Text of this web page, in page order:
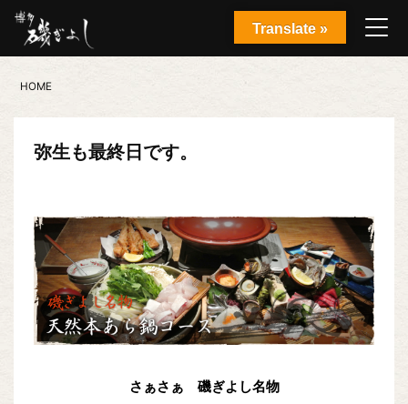
HOME
弥生も最終日です。
さぁさぁ 磯ぎよし名物
Translate »